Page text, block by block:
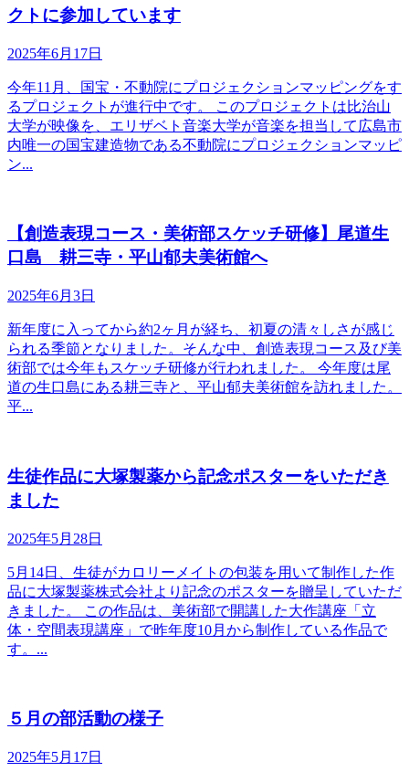
クトに参加しています
2025年6月17日
今年11月、国宝・不動院にプロジェクションマッピングをす
るプロジェクトが進行中です。 このプロジェクトは比治山
大学が映像を、エリザベト音楽大学が音楽を担当して広島市
内唯一の国宝建造物である不動院にプロジェクションマッピ
ン...
【創造表現コース・美術部スケッチ研修】尾道生
口島 耕三寺・平山郁夫美術館へ
2025年6月3日
新年度に入ってから約2ヶ月が経ち、初夏の清々しさが感じ
られる季節となりました。そんな中、創造表現コース及び美
術部では今年もスケッチ研修が行われました。 今年度は尾
道の生口島にある耕三寺と、平山郁夫美術館を訪れました。
平...
生徒作品に大塚製薬から記念ポスターをいただき
ました
2025年5月28日
5月14日、生徒がカロリーメイトの包装を用いて制作した作
品に大塚製薬株式会社より記念のポスターを贈呈していただ
きました。 この作品は、美術部で開講した大作講座「立
体・空間表現講座」で昨年度10月から制作している作品で
す。...
５月の部活動の様子
2025年5月17日